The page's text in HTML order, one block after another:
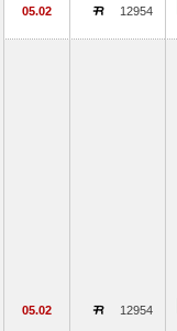
05.02 12954
05.02 12954